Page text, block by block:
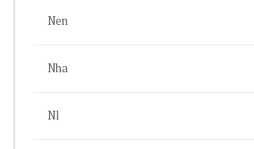
Nen
Nha
Nl